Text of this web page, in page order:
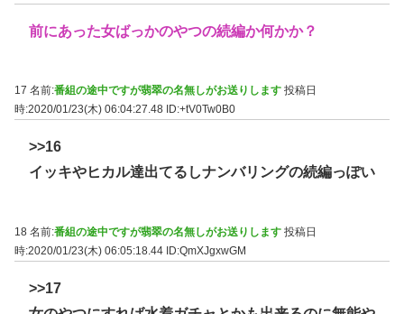
前にあった女ばっかのやつの続編か何かか？
17 名前:番組の途中ですが翡翠の名無しがお送りします 投稿日
時:2020/01/23(木) 06:04:27.48 ID:+tV0Tw0B0
>>16
イッキやヒカル達出てるしナンバリングの続編っぽい
18 名前:番組の途中ですが翡翠の名無しがお送りします 投稿日
時:2020/01/23(木) 06:05:18.44 ID:QmXJgxwGM
>>17